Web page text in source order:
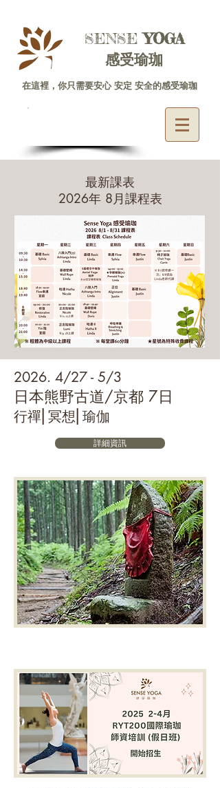
SENSE ​YOGA
感受瑜珈
在這裡，你只需要安心 安定 安全的感受瑜珈
最新課表
2026年 8月課程表
2026. 4/27 - 5/3​
日本熊野古道/京都 7日
行禪⎢冥想⎢瑜伽
詳細資訊